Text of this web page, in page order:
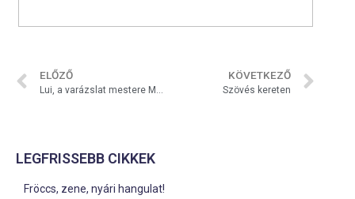
ELŐZŐ
Lui, a varázslat mestere Marcaliban
KÖVETKEZŐ
Szövés kereten
LEGFRISSEBB CIKKEK
Fröccs, zene, nyári hangulat!